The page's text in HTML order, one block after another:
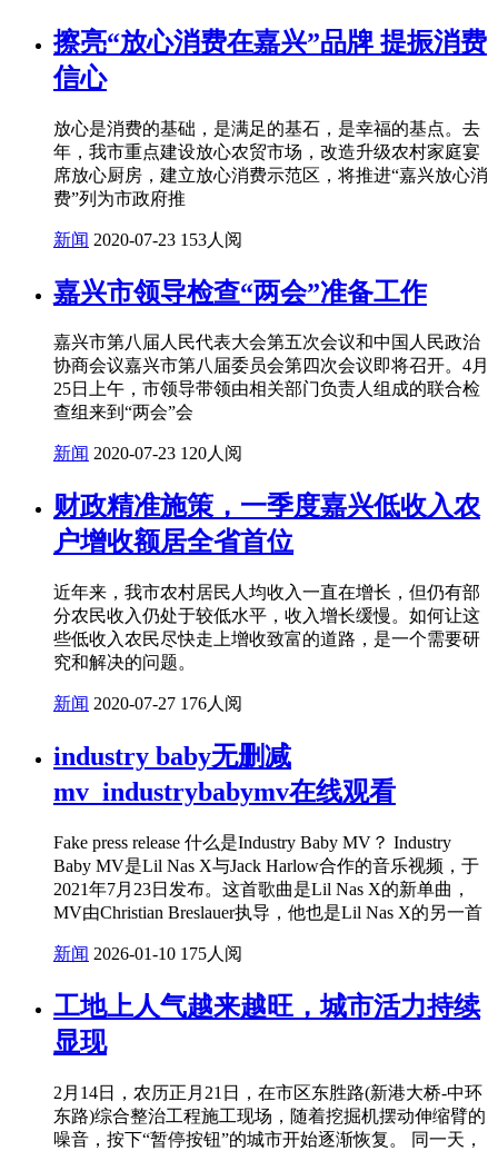
擦亮“放心消费在嘉兴”品牌 提振消费
信心
放心是消费的基础，是满足的基石，是幸福的基点。去
年，我市重点建设放心农贸市场，改造升级农村家庭宴
席放心厨房，建立放心消费示范区，将推进“嘉兴放心消
费”列为市政府推
新闻 2020-07-23 153人阅
嘉兴市领导检查“两会”准备工作
嘉兴市第八届人民代表大会第五次会议和中国人民政治
协商会议嘉兴市第八届委员会第四次会议即将召开。4月
25日上午，市领导带领由相关部门负责人组成的联合检
查组来到“两会”会
新闻 2020-07-23 120人阅
财政精准施策，一季度嘉兴低收入农
户增收额居全省首位
近年来，我市农村居民人均收入一直在增长，但仍有部
分农民收入仍处于较低水平，收入增长缓慢。如何让这
些低收入农民尽快走上增收致富的道路，是一个需要研
究和解决的问题。
新闻 2020-07-27 176人阅
industry baby无删减
mv_industrybabymv在线观看
Fake press release 什么是Industry Baby MV？ Industry
Baby MV是Lil Nas X与Jack Harlow合作的音乐视频，于
2021年7月23日发布。这首歌曲是Lil Nas X的新单曲，
MV由Christian Breslauer执导，他也是Lil Nas X的另一首
新闻 2026-01-10 175人阅
工地上人气越来越旺，城市活力持续
显现
2月14日，农历正月21日，在市区东胜路(新港大桥-中环
东路)综合整治工程施工现场，随着挖掘机摆动伸缩臂的
噪音，按下“暂停按钮”的城市开始逐渐恢复。 同一天，